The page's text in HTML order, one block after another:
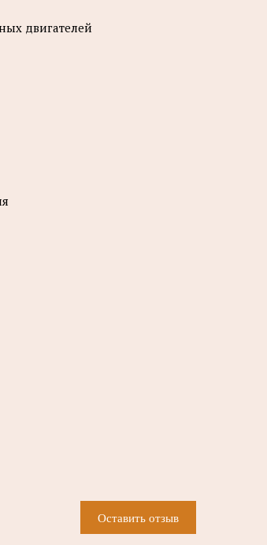
двигателей
Оставить отзыв